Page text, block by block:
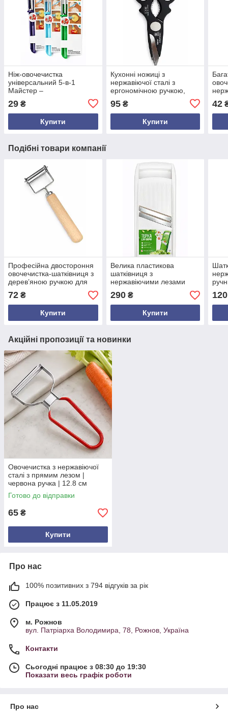
Ніж-овочечистка
універсальний 5-в-1
Майстер –
кухонний інструмент для
овочів і фруктів
29 ₴
Купити
Кухонні ножиці з
нержавіючої сталі з
ергономічною ручкою,
різні кольори, довжина 21
см
95₴
Купити
42
Подібні товари компанії
Професійна двостороння
овочечистка-шатківниця з
дерев’яною ручкою для
овочів та фруктів
72 ₴
Купити
Велика пластикова
шатківниця з
нержавіючими лезами
46,5×18×4 см | Ручна
овочерізка для капусти та
овочів | Кухонний
інструмент
290₴
Купити
120
Акційні пропозиції та новинки
Овочечистка з нержавіючої
сталі з прямим лезом |
червона ручка | 12.8 см
Готово до відправки
65 ₴
Купити
Про нас
100% позитивних з 794 відгуків за рік
Працює з 11.05.2019
м. Рожнов
вул. Патріарха Володимира, 78, Рожнов, Україна
Контакти
Сьогодні працює з 08:30 до 19:30
Показати весь графік роботи
Про нас